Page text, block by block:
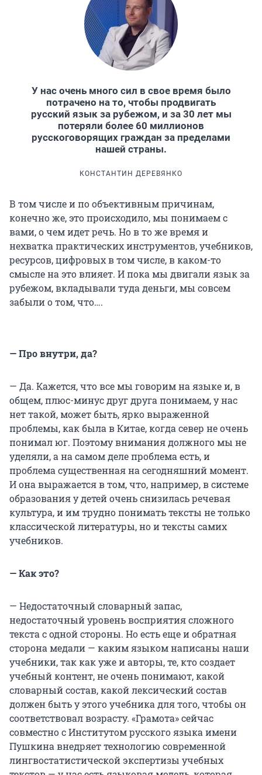
У нас очень много сил в свое время было
потрачено на то, чтобы продвигать
русский язык за рубежом, и за 30 лет мы
потеряли более 60 миллионов
русскоговорящих граждан за пределами
нашей страны.
КОНСТАНТИН ДЕРЕВЯНКО
В том числе и по объективным причинам,
конечно же, это происходило, мы понимаем с
вами, о чем идет речь. Но в то же время и
нехватка практических инструментов, учебников,
ресурсов, цифровых в том числе, в каком-то
смысле на это влияет. И пока мы двигали язык за
рубежом, вкладывали туда деньги, мы совсем
забыли о том, что….
— Про внутри, да?
— Да. Кажется, что все мы говорим на языке и, в
общем, плюс-минус друг друга понимаем, у нас
нет такой, может быть, ярко выраженной
проблемы, как была в Китае, когда север не очень
понимал юг. Поэтому внимания должного мы не
уделяли, а на самом деле проблема есть, и
проблема существенная на сегодняшний момент.
И она выражается в том, что, например, в системе
образования у детей очень снизилась речевая
культура, и им трудно понимать тексты не только
классической литературы, но и тексты самих
учебников.
— Как это?
— Недостаточный словарный запас,
недостаточный уровень восприятия сложного
текста с одной стороны. Но есть еще и обратная
сторона медали — каким языком написаны наши
учебники, так как уже и авторы, те, кто создает
учебный контент, не очень понимают, какой
словарный состав, какой лексический состав
должен быть у этого учебника для того, чтобы он
соответствовал возрасту. «Грамота» сейчас
совместно с Институтом русского языка имени
Пушкина внедряет технологию современной
лингвостатистической экспертизы учебных